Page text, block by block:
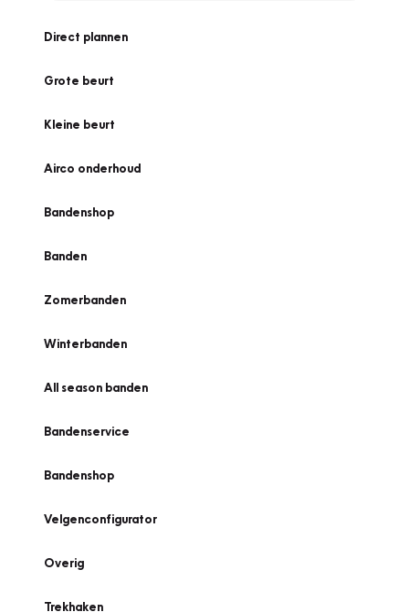
Direct plannen
Grote beurt
Kleine beurt
Airco onderhoud
Bandenshop
Banden
Zomerbanden
Winterbanden
All season banden
Bandenservice
Bandenshop
Velgenconfigurator
Overig
Trekhaken